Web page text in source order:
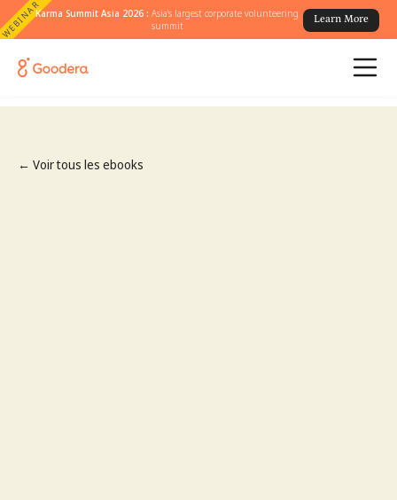
WEBINARKarma Summit Asia 2026 :Asia's largest corporate volunteering
summit
Learn More
← Voir tous les ebooks